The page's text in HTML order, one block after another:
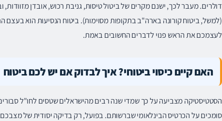
דולרים. מעבר לכך, ישנם מקרים של ביטול טיסות, גניבת רכוש, אובדן
(למשל, ביטוח קורונה בארה"ב בתקופות מסוימות). ביטוח הנסיעות הוא
לעצמכם את הראש פנוי לדברים החשובים באמת.
האם קיים כיסוי ביטוחי? איך לבדוק אם יש לכם ביטוח
הסטטיסטיקה מצביעה על כך שמדי שנה רבים מהישראלים שטסים לחו"ל
סומכים על הכרטיס הבינלאומי שברשותם. בפועל, רק בדיקה יסודית של